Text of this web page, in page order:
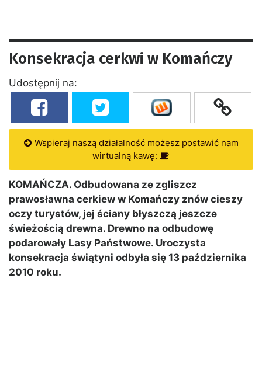
Konsekracja cerkwi w Komańczy
Udostępnij na:
Wspieraj naszą działalność możesz postawić nam
wirtualną kawę:
KOMAŃCZA. Odbudowana ze zgliszcz
prawosławna cerkiew w Komańczy znów cieszy
oczy turystów, jej ściany błyszczą jeszcze
świeżością drewna. Drewno na odbudowę
podarowały Lasy Państwowe. Uroczysta
konsekracja świątyni odbyła się 13 października
2010 roku.